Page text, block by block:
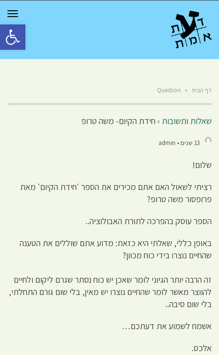
פתח
דף הבית »
Question
שאלות ותשובות › חידת הקיום- משה טרופ
13 שנים • admin
שלום!
רציתי לשאול האם אתם מכירים את הספר 'חידת הקיום' מאת
פרופסור משה טרופ?
הספר עוסק בהפרכה לתורת האבולוציה..
באופן כללי, שאלתי היא כזאת: מדוע אתם שוללים את הטענה
שהחיים נוצרו בידי כוח מכוון?
זה הרבה יותר הגיוני לומר שאכן יש כוח נסתר שגרם ליקום ולחיים
להווצר מאשר לומר שהחיים נוצרו יש מאין, בלי שום גורם התחלתי,
בלי שום סיבה..
אשמח לשמוע את דעתכם…
אלכס.